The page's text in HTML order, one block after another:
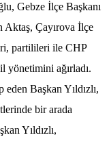
Gebze İlçe Başkanı
Aktaş, Çayırova İlçe
partilileri ile CHP
yönetimini ağırladı.
Başkan Yıldızlı,
bir arada
Yıldızlı,